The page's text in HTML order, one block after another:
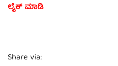
ಲೈಕ್ ಮಾಡಿ
Share via: